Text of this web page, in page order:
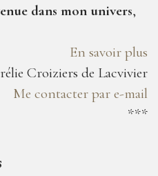
dans mon univers,
En savoir plus
Croiziers de Lacvivier
Me contacter par e-mail
***